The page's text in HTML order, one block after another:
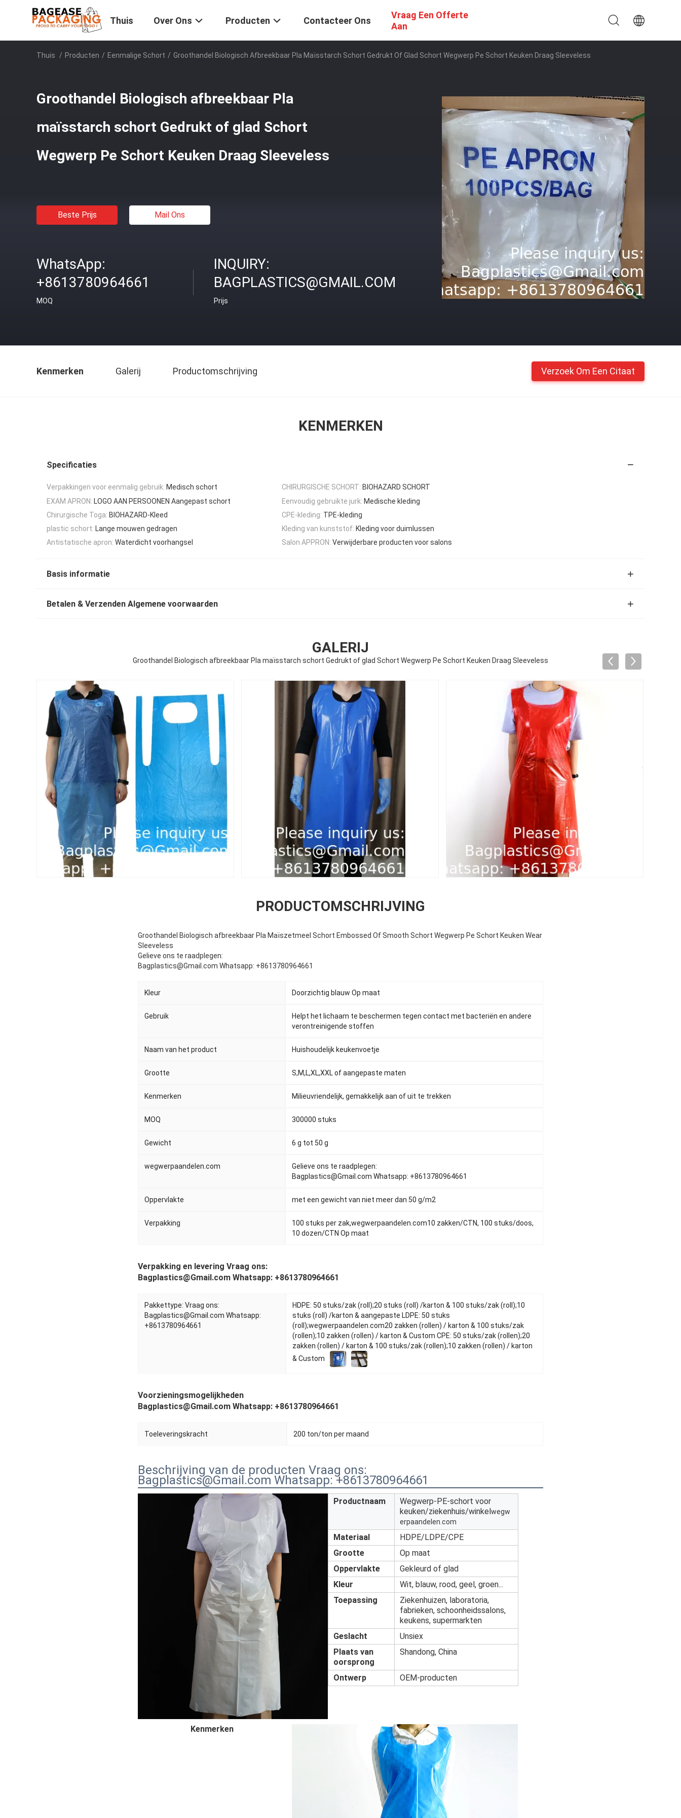
Thuis Over Ons Producten Contacteer Ons
Vraag Een Offerte
Aan
Thuis / Producten / Eenmalige Schort / Groothandel Biologisch Afbreekbaar Pla Maïsstarch Schort Gedrukt Of Glad Schort Wegwerp Pe Schort Keuken Draag Sleeveless
Groothandel Biologisch afbreekbaar Pla
maïsstarch schort Gedrukt of glad Schort
Wegwerp Pe Schort Keuken Draag Sleeveless
Beste Prijs Mail Ons
WhatsApp:
+8613780964661
MOQ
INQUIRY:
BAGPLASTICS@GMAIL.COM
Prijs
Kenmerken Galerij Productomschrijving Verzoek Om Een Citaat
KENMERKEN
Specificaties
Verpakkingen voor eenmalig gebruik: Medisch schort CHIRURGISCHE SCHORT: BIOHAZARD SCHORT
EXAM APRON: LOGO AAN PERSOONEN Aangepast schort Eenvoudig gebruikte jurk: Medische kleding
Chirurgische Toga: BIOHAZARD-Kleed CPE-kleding: TPE-kleding
plastic schort: Lange mouwen gedragen Kleding van kunststof: Kleding voor duimlussen
Antistatische apron: Waterdicht voorhangsel Salon APPRON: Verwijderbare producten voor salons
Basis informatie
Betalen & Verzenden Algemene voorwaarden
GALERIJ
Groothandel Biologisch afbreekbaar Pla maïsstarch schort Gedrukt of glad Schort Wegwerp Pe Schort Keuken Draag Sleeveless
PRODUCTOMSCHRIJVING
Groothandel Biologisch afbreekbaar Pla Maïszetmeel Schort Embossed Of Smooth Schort Wegwerp Pe Schort Keuken Wear
Sleeveless
Gelieve ons te raadplegen:
Bagplastics@Gmail.com Whatsapp: +8613780964661
Kleur Doorzichtig blauw Op maat
Gebruik
Helpt het lichaam te beschermen tegen contact met bacteriën en andere
verontreinigende stoffen
Naam van het product Huishoudelijk keukenvoetje
Grootte S,M,L,XL,XXL of aangepaste maten
Kenmerken Milieuvriendelijk, gemakkelijk aan of uit te trekken
MOQ 300000 stuks
Gewicht 6 g tot 50 g
wegwerpaandelen.com
Gelieve ons te raadplegen:
Bagplastics@Gmail.com Whatsapp: +8613780964661
Oppervlakte met een gewicht van niet meer dan 50 g/m2
Verpakking 100 stuks per zak,wegwerpaandelen.com10 zakken/CTN, 100 stuks/doos,
10 dozen/CTN Op maat
Verpakking en levering Vraag ons:
Bagplastics@Gmail.com Whatsapp: +8613780964661
Pakkettype: Vraag ons:
Bagplastics@Gmail.com Whatsapp:
+8613780964661
HDPE: 50 stuks/zak (roll);20 stuks (roll) /karton & 100 stuks/zak (roll);10
stuks (roll) /karton & aangepaste LDPE: 50 stuks
(roll);wegwerpaandelen.com20 zakken (rollen) / karton & 100 stuks/zak
(rollen);10 zakken (rollen) / karton & Custom CPE: 50 stuks/zak (rollen);20
zakken (rollen) / karton & 100 stuks/zak (rollen);10 zakken (rollen) / karton
& Custom
Voorzieningsmogelijkheden
Bagplastics@Gmail.com Whatsapp: +8613780964661
Toeleveringskracht 200 ton/ton per maand
Beschrijving van de producten Vraag ons:
Bagplastics@Gmail.com Whatsapp: +8613780964661
Productnaam
Wegwerp-PE-schort voor
keuken/ziekenhuis/winkel wegw
erpaandelen.com
Materiaal
HDPE/LDPE/CPE
Grootte
Op maat
Oppervlakte
Gekleurd of glad
Kleur
Wit, blauw, rood, geel, groen...
Toepassing
Ziekenhuizen, laboratoria,
fabrieken, schoonheidssalons,
keukens, supermarkten
Geslacht
Unsiex
Plaats van
oorsprong
Shandong, China
Ontwerp OEM-producten
Kenmerken